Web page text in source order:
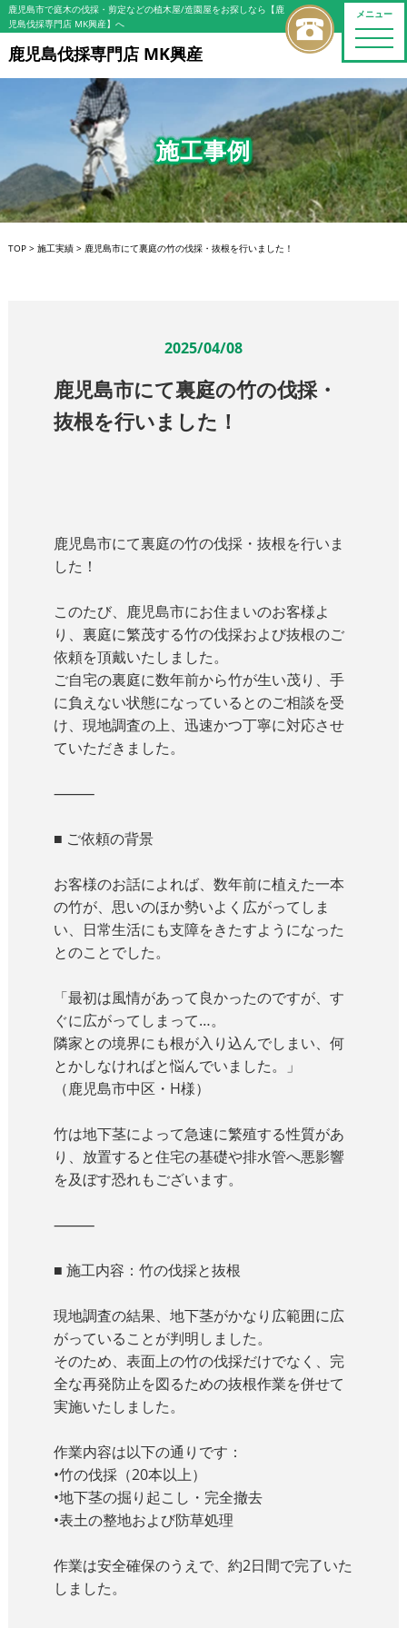
メニュー
toggle
鹿児島市で庭木の伐採・剪定などの植木屋/造園屋をお探しなら【鹿
児島伐採専門店 MK興産】へ
鹿児島伐採専門店 MK興産
施工事例
TOP> 施工実績> 鹿児島市にて裏庭の竹の伐採・抜根を行いました！
2025/04/08
鹿児島市にて裏庭の竹の伐採・
抜根を行いました！
鹿児島市にて裏庭の竹の伐採・抜根を行いま
した！
このたび、鹿児島市にお住まいのお客様よ
り、裏庭に繁茂する竹の伐採および抜根のご
依頼を頂戴いたしました。
ご自宅の裏庭に数年前から竹が生い茂り、手
に負えない状態になっているとのご相談を受
け、現地調査の上、迅速かつ丁寧に対応させ
ていただきました。
⸻
■ ご依頼の背景
お客様のお話によれば、数年前に植えた一本
の竹が、思いのほか勢いよく広がってしま
い、日常生活にも支障をきたすようになった
とのことでした。
「最初は風情があって良かったのですが、す
ぐに広がってしまって…。
隣家との境界にも根が入り込んでしまい、何
とかしなければと悩んでいました。」
（鹿児島市中区・H様）
竹は地下茎によって急速に繁殖する性質があ
り、放置すると住宅の基礎や排水管へ悪影響
を及ぼす恐れもございます。
⸻
■ 施工内容：竹の伐採と抜根
現地調査の結果、地下茎がかなり広範囲に広
がっていることが判明しました。
そのため、表面上の竹の伐採だけでなく、完
全な再発防止を図るための抜根作業を併せて
実施いたしました。
作業内容は以下の通りです：
•竹の伐採（20本以上）
•地下茎の掘り起こし・完全撤去
•表土の整地および防草処理
作業は安全確保のうえで、約2日間で完了いた
しました。